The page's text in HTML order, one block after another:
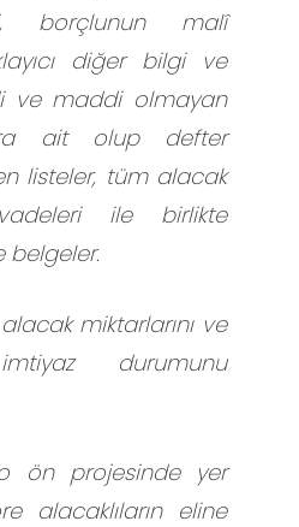
borçlunun malî
diğer bilgi ve
ve maddi olmayan
ait olup defter
listeler, tüm alacak
ile birlikte
belgeler.
alacak miktarlarını ve
durumunu
ön projesinde yer
alacaklıların eline